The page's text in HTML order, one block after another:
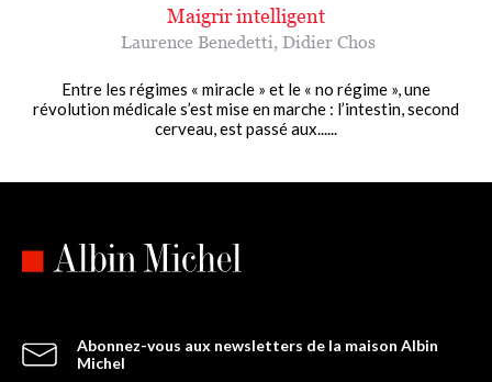
Maigrir intelligent
Laurence Benedetti, Didier Chos
Entre les régimes « miracle » et le « no régime », une
révolution médicale s’est mise en marche : l’intestin, second
cerveau, est passé aux......
Abonnez-vous aux newsletters de la maison Albin
Michel